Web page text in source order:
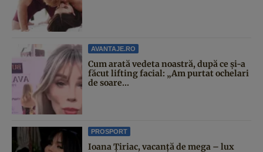
AVANTAJE.RO
Cum arată vedeta noastră, după ce și-a
făcut lifting facial: „Am purtat ochelari
de soare...
PROSPORT
Ioana Țiriac, vacanță de mega – lux